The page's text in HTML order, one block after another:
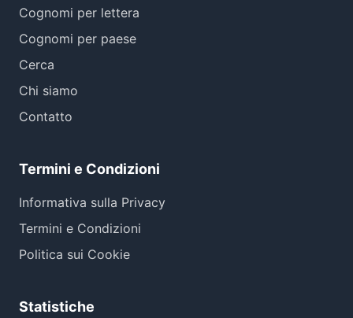
Cognomi per lettera
Cognomi per paese
Cerca
Chi siamo
Contatto
Termini e Condizioni
Informativa sulla Privacy
Termini e Condizioni
Politica sui Cookie
Statistiche